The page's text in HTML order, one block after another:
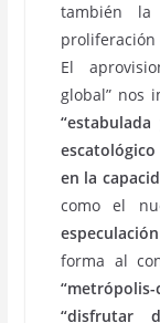
también
proliferación
El
global” nos
escatológico
en la
como el
forma al
“metrópolis-
“disfrutar